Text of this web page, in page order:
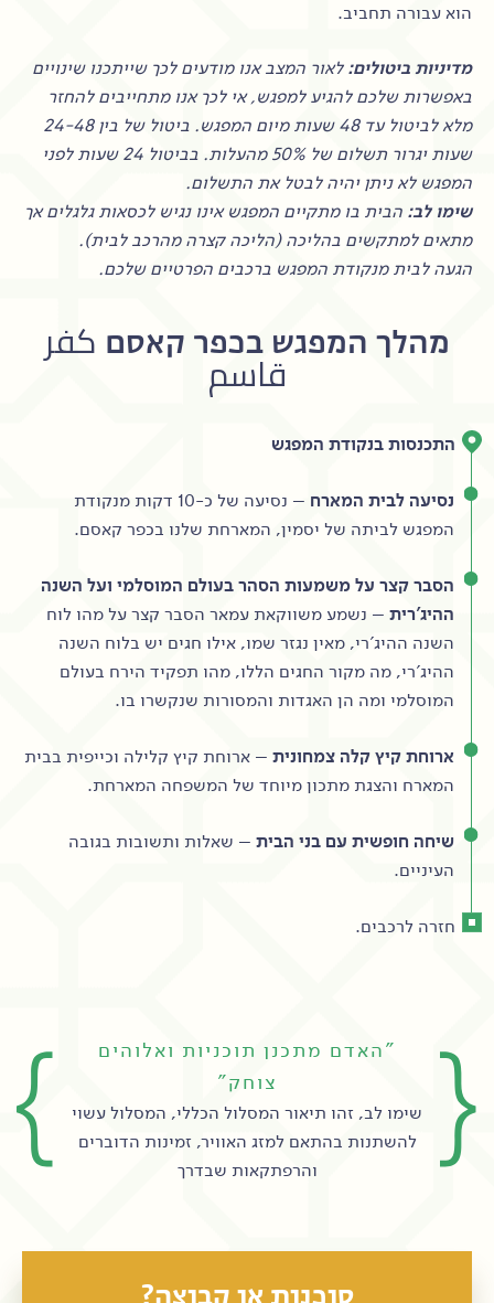
הוא עבורה תחביב.
מדיניות ביטולים:לאור המצב אנו מודעים לכך שייתכנו שינויים
באפשרות שלכם להגיע למפגש, אי לכך אנו מתחייבים להחזר
מלא לביטול עד 48 שעות מיום המפגש.
ביטול של בין 24-48
שעות יגרור תשלום של 50% מהעלות. בביטול 24 שעות לפני
המפגש לא ניתן יהיה לבטל את התשלום.
שימו לב: הבית בו מתקיים המפגש אינו נגיש לכסאות גלגלים אך
מתאים למתקשים בהליכה (הליכה קצרה מהרכב לבית).
הגעה לבית מנקודת המפגש ברכבים הפרטיים שלכם.
מהלך המפגש בכפר קאסם كفر
قاسم‎
התכנסות בנקודת המפגש
נסיעה לבית המארח
– נסיעה של כ-10 דקות מנקודת
המפגש לביתה של יסמין, המארחת שלנו בכפר קאסם.
הסבר קצר על משמעות הסהר בעולם המוסלמי ועל השנה
ההיג'רית – נשמע משווקאת עמאר הסבר קצר על מהו לוח
השנה ההיג'רי, מאין נגזר שמו, אילו חגים יש בלוח השנה
ההיג'רי, מה מקור החגים הללו, מהו תפקיד הירח בעולם
המוסלמי ומה הן האגדות והמסורות שנקשרו בו.
ארוחת קיץ קלה צמחונית – ארוחת קיץ קלילה וכייפית בבית
המארח והצגת מתכון מיוחד של המשפחה המארחת.
שיחה חופשית עם בני הבית – שאלות ותשובות בגובה
העיניים.
חזרה לרכבים.
"האדם מתכנן תוכניות ואלוהים
צוחק"
שימו לב, זהו תיאור המסלול הכללי, המסלול עשוי
להשתנות בהתאם למזג האוויר, זמינות הדוברים
והרפתקאות שבדרך